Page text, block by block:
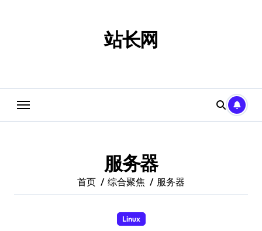
站长网
服务器
首页 综合聚焦 服务器
Linux